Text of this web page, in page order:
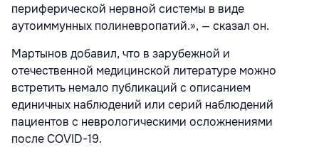
периферической нервной системы в виде
аутоиммунных полиневропатий.», — сказал он.
Мартынов добавил, что в зарубежной и
отечественной медицинской литературе можно
встретить немало публикаций с описанием
единичных наблюдений или серий наблюдений
пациентов с неврологическими осложнениями
после COVID-19.